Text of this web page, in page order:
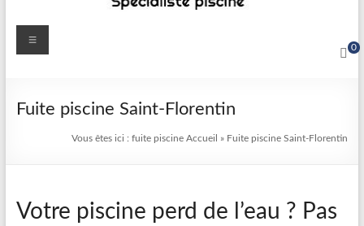
Détection
Réparation
Fuite
L’Olympide
0
Menu
Fuite piscine Saint-Florentin
Vous êtes ici : fuite piscineAccueil » Fuite piscine Saint-Florentin
Votre piscine perd de l’eau ? Pas